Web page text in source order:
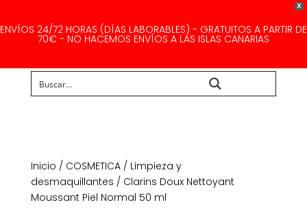
X
ENVÍOS 24/72 HORAS (DÍAS LABORABLES) - GRATUITOS A PARTIR DE
70€ - NO HACEMOS ENVÍOS A LAS ISLAS CANARIAS
Inicio / COSMETICA/ Limpieza y
desmaquillantes / Clarins Doux Nettoyant
Moussant Piel Normal 50 ml